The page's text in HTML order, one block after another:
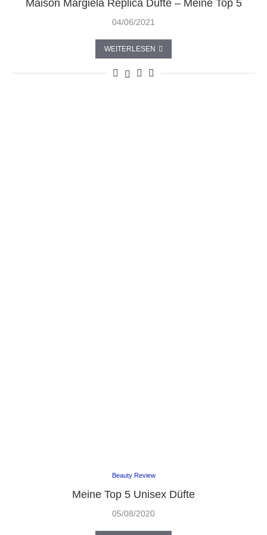
Maison Margiela Replica Düfte – Meine Top 5
04/06/2021
WEITERLESEN
Beauty Review
Meine Top 5 Unisex Düfte
05/08/2020